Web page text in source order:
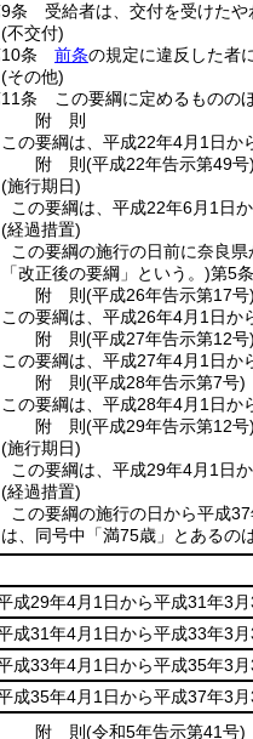
条
受給者は、交付を受けたや
(不交付)
条
前条の規定に違反した者
(その他)
条
この要綱に定めるものの
附 則
この要綱は、平成22年4月1日か
附 則(平成22年告示第49号)
(施行期日)
この要綱は、平成22年6月1日か
(経過措置)
この要綱の施行の日前に奈良
「改正後の要綱」という。)第5
附 則(平成26年告示第17号)
この要綱は、平成26年4月1日か
附 則(平成27年告示第12号)
この要綱は、平成27年4月1日か
附 則(平成28年告示第7号)
この要綱は、平成28年4月1日か
附 則(平成29年告示第12号)
(施行期日)
この要綱は、平成29年4月1日か
(経過措置)
この要綱の施行の日から平成
は、同号中「満75歳」とあるの
成29年4月1日から平成31年3
成31年4月1日から平成33年3
成33年4月1日から平成35年3
成35年4月1日から平成37年3
附 則(令和5年告示第41号)